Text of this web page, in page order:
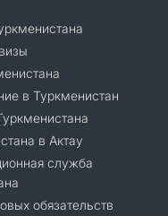
в Туркменистан
в Актау
служба
обязательств